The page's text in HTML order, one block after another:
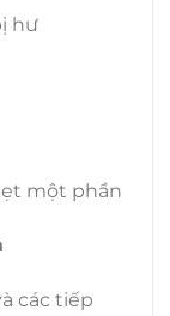
hư
một phần
các tiếp